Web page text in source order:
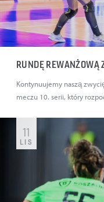
RUNDĘ REWANŻOWĄ
Kontynuujemy naszą
meczu 10. serii, który
11
LIS